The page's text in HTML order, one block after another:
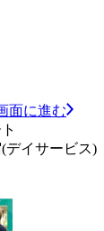
面に進む
デイサービス)